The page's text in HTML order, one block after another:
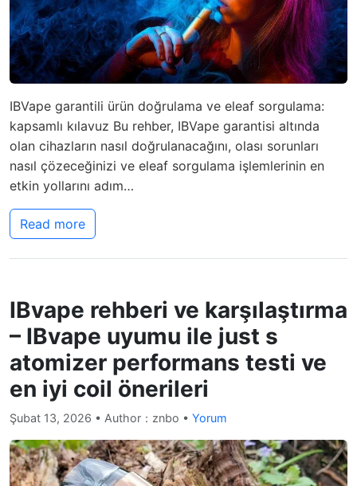
IBVape garantili ürün doğrulama ve eleaf sorgulama:
kapsamlı kılavuz Bu rehber, IBVape garantisi altında
olan cihazların nasıl doğrulanacağını, olası sorunları
nasıl çözeceğinizi ve eleaf sorgulama işlemlerinin en
etkin yollarını adım…
Read more
IBvape rehberi ve karşılaştırma
– IBvape uyumu ile just s
atomizer performans testi ve
en iyi coil önerileri
Şubat 13, 2026 • Author：znbo • Yorum